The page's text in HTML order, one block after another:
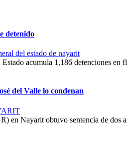
detenido
del estado de nayarit
acumula 1,186 detenciones en
del Valle lo condenan
en Nayarit obtuvo sentencia de dos